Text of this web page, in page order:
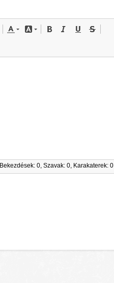
Bekezdések: 0, Szavak: 0, Karakaterek: 0